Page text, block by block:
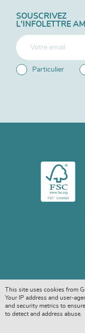
SOUSCRIVEZ
L'INFOLETTRE
Particulier
This site uses cookies from
Your IP address and user-
and security metrics to
to detect and address abuse.